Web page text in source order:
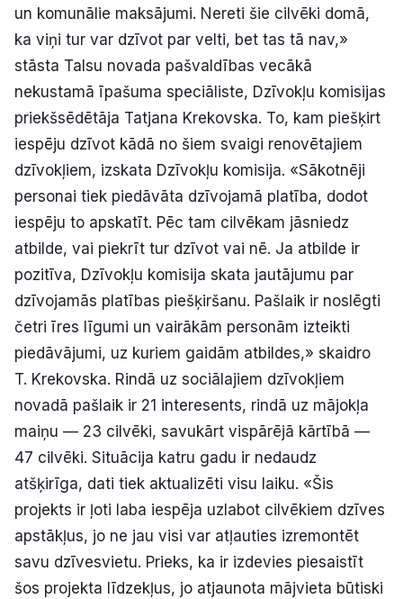
un komunālie maksājumi. Nereti šie cilvēki domā,
ka viņi tur var dzīvot par velti, bet tas tā nav,»
stāsta Talsu novada pašvaldības vecākā
nekustamā īpašuma speciāliste, Dzīvokļu komisijas
priekšsēdētāja Tatjana Krekovska. To, kam piešķirt
iespēju dzīvot kādā no šiem svaigi renovētajiem
dzīvokļiem, izskata Dzīvokļu komisija. «Sākotnēji
personai tiek piedāvāta dzīvojamā platība, dodot
iespēju to apskatīt. Pēc tam cilvēkam jāsniedz
atbilde, vai piekrīt tur dzīvot vai nē. Ja atbilde ir
pozitīva, Dzīvokļu komisija skata jautājumu par
dzīvojamās platības piešķiršanu. Pašlaik ir noslēgti
četri īres līgumi un vairākām personām izteikti
piedāvājumi, uz kuriem gaidām atbildes,» skaidro
T. Krekovska. Rindā uz sociālajiem dzīvokļiem
novadā pašlaik ir 21 interesents, rindā uz mājokļa
maiņu — 23 cilvēki, savukārt vispārējā kārtībā —
47 cilvēki. Situācija katru gadu ir nedaudz
atšķirīga, dati tiek aktualizēti visu laiku. «Šis
projekts ir ļoti laba iespēja uzlabot cilvēkiem dzīves
apstākļus, jo ne jau visi var atļauties izremontēt
savu dzīvesvietu. Prieks, ka ir izdevies piesaistīt
šos projekta līdzekļus, jo atjaunota mājvieta būtiski